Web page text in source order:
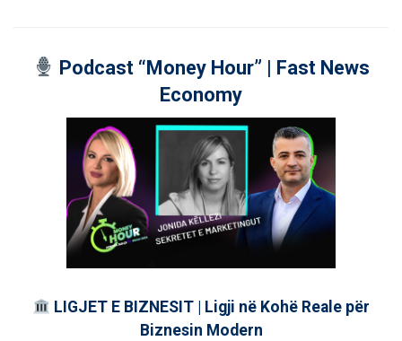
Podcast “Money Hour” | Fast News
Economy
LIGJET E BIZNESIT | Ligji në Kohë Reale për
Biznesin Modern